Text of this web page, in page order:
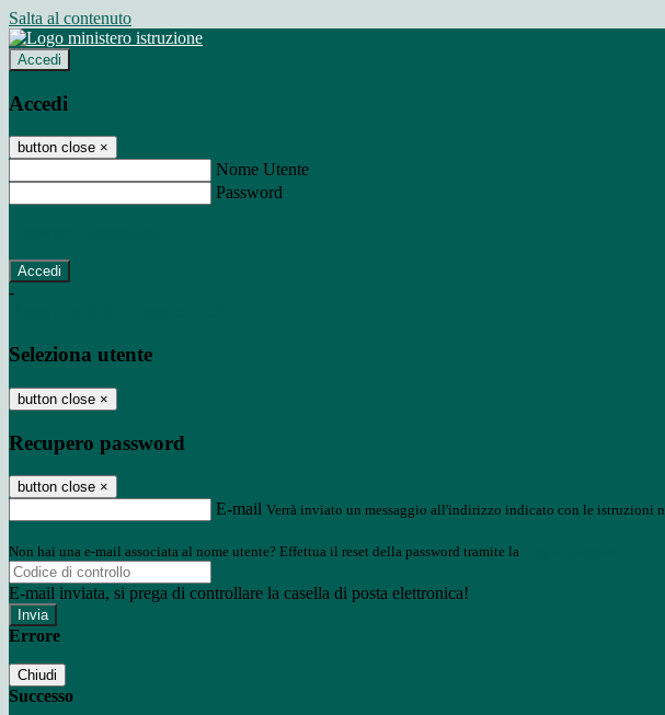
Salta al contenuto
Accedi
Accedi
button close ×
Nome Utente
Password
-
Seleziona utente
button close ×
Recupero password
button close ×
E-mail Verrà inviato un messaggio all'indirizzo indicato con le istruzioni
Non hai una e-mail associata al nome utente? Effettua il reset della password tramite la
E-mail inviata, si prega di controllare la casella di posta elettronica!
Errore
Chiudi
Successo